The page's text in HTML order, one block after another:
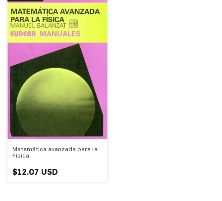
Matemática avanzada para la
Física
$12.07 USD